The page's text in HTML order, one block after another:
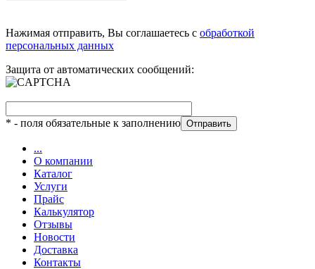
Нажимая отправить, Вы соглашаетесь с обработкой
персональных данных
Защита от автоматических сообщений:
* - поля обязательные к заполнению
...
О компании
Каталог
Услуги
Прайс
Калькулятор
Отзывы
Новости
Доставка
Контакты